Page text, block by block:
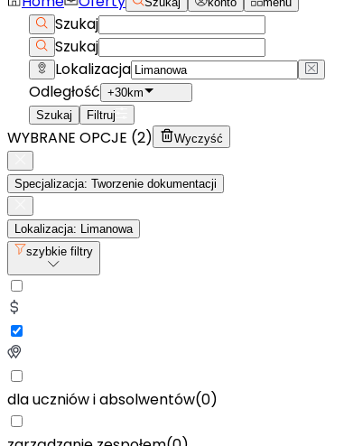
Szukaj
Szukaj
Lokalizacja
Odległość +30km
Szukaj
Filtruj
WYBRANE OPCJE (2) Wyczyść
Specjalizacja: Tworzenie dokumentacji
Lokalizacja: Limanowa
szybkie filtry
dla uczniów i absolwentów(0)